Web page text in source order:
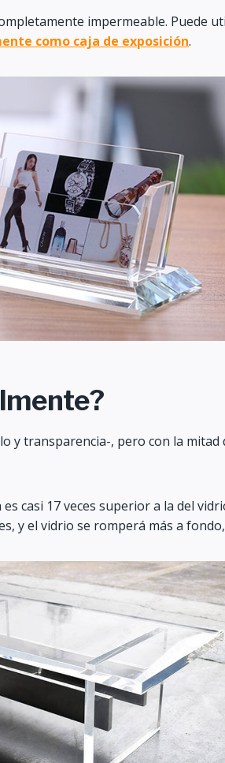
impermeable. Puede
como caja de exposición.
y transparencia-, pero con la
casi 17 veces superior a la del
y el vidrio se romperá más a